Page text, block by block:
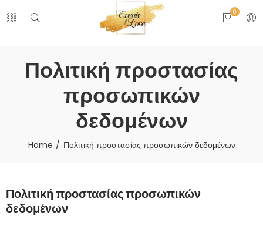
0
Πολιτική προστασίας
προσωπικών
δεδομένων
Home Πολιτική προστασίας προσωπικών δεδομένων
Πολιτική προστασίας προσωπικών
δεδομένων